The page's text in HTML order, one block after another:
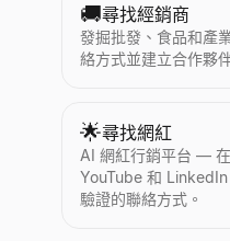
🚚尋找經銷商
發掘批發、食品和產
絡方式並建立合作夥
🌟尋找網紅
AI 網紅行銷平台 —
YouTube 和
驗證的聯絡方式。